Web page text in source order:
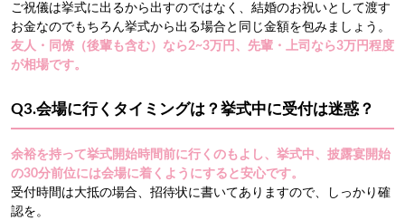
ご祝儀は挙式に出るから出すのではなく、結婚のお祝いとして渡す
お金なのでもちろん挙式から出る場合と同じ金額を包みましょう。
友人・同僚（後輩も含む）なら2~3万円、先輩・上司なら3万円程度
が相場です。
Q3.会場に行くタイミングは？挙式中に受付は迷惑？
余裕を持って挙式開始時間前に行くのもよし、挙式中、披露宴開始
の30分前位には会場に着くようにすると安心です。
受付時間は大抵の場合、招待状に書いてありますので、しっかり確
認を。